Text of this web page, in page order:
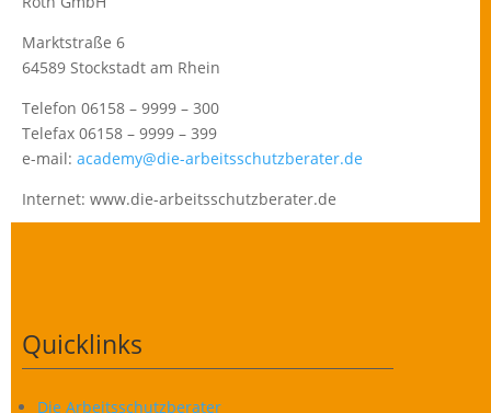
Marktstraße 6
64589 Stockstadt am Rhein
Telefon 06158 – 9999 – 300
Telefax 06158 – 9999 – 399
e-mail: academy@die-arbeitsschutzberater.de
Internet: www.die-arbeitsschutzberater.de
Quicklinks
Die Arbeitsschutzberater